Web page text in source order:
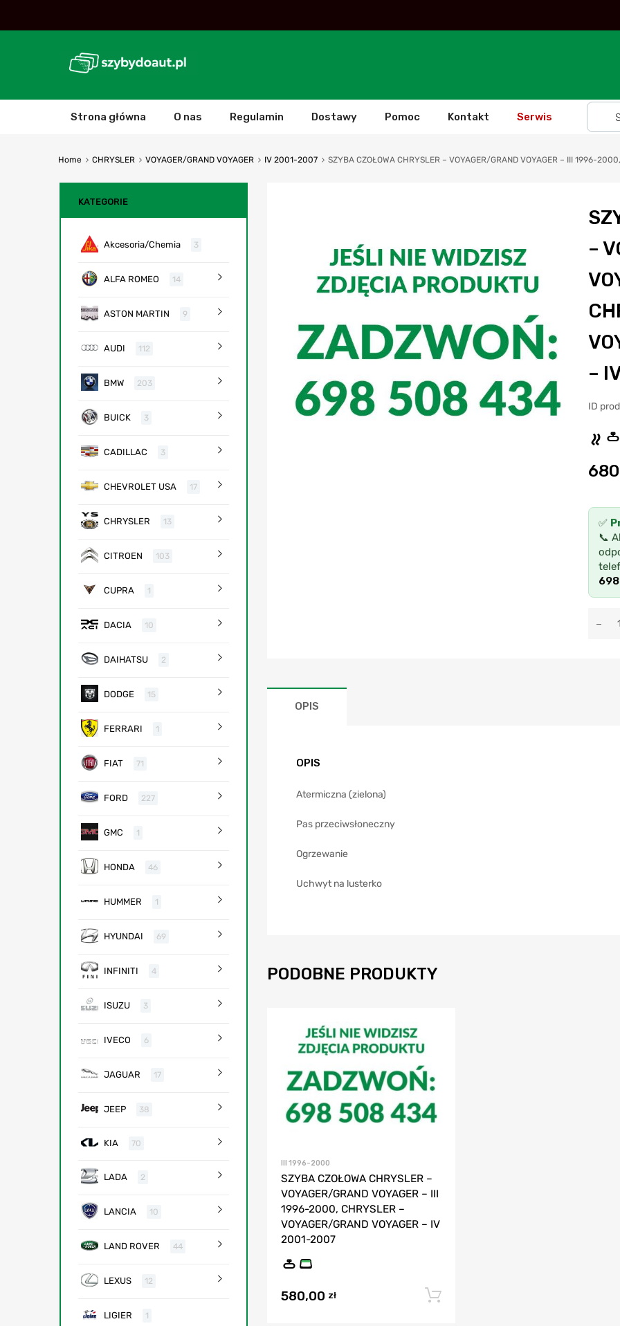
Strona główna O nas Regulamin Dostawy Pomoc Kontakt Serwis
Home CHRYSLER VOYAGER/GRAND VOYAGER IV 2001-2007 SZYBA CZOŁOWA CHRYSLER – VOYAGER/GRAND VOYAGER – III 1996-
–
–
ID
✅
📞
OPIS
OPIS
Atermiczna (zielona)
Pas przeciwsłoneczny
Ogrzewanie
Uchwyt na lusterko
PODOBNE PRODUKTY
III 1996-2000
SZYBA CZOŁOWA CHRYSLER –
VOYAGER/GRAND VOYAGER – III
1996-2000, CHRYSLER –
VOYAGER/GRAND VOYAGER – IV
2001-2007
580,00 zł
KATEGORIE
Akcesoria/Chemia 3
ALFA ROMEO 14
ASTON MARTIN 9
AUDI 112
BMW 203
BUICK 3
CADILLAC 3
CHEVROLET USA 17
CHRYSLER 13
CITROEN 103
CUPRA 1
DACIA 10
DAIHATSU 2
DODGE 15
FERRARI 1
FIAT 71
FORD 227
GMC 1
HONDA 46
HUMMER 1
HYUNDAI 69
INFINITI 4
ISUZU 3
IVECO 6
JAGUAR 17
JEEP 38
KIA 70
LADA 2
LANCIA 10
LAND ROVER 44
LEXUS 12
LIGIER 1